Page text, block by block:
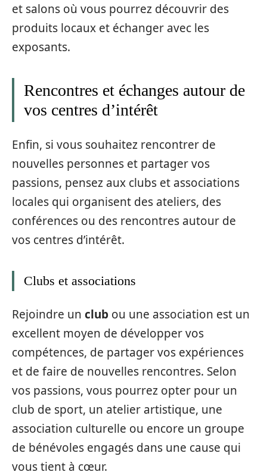
et salons où vous pourrez découvrir des
produits locaux et échanger avec les
exposants.
Rencontres et échanges autour de
vos centres d’intérêt
Enfin, si vous souhaitez rencontrer de
nouvelles personnes et partager vos
passions, pensez aux clubs et associations
locales qui organisent des ateliers, des
conférences ou des rencontres autour de
vos centres d’intérêt.
Clubs et associations
Rejoindre un club ou une association est un
excellent moyen de développer vos
compétences, de partager vos expériences
et de faire de nouvelles rencontres. Selon
vos passions, vous pourrez opter pour un
club de sport, un atelier artistique, une
association culturelle ou encore un groupe
de bénévoles engagés dans une cause qui
vous tient à cœur.